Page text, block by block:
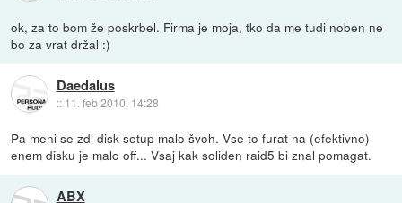
ok, za to bom že poskrbel. Firma je moja, tko da me tudi noben ne
bo za vrat držal :)
Daedalus
:: 11. feb 2010, 14:28
Pa meni se zdi disk setup malo švoh. Vse to furat na (efektivno)
enem disku je malo off... Vsaj kak soliden raid5 bi znal pomagat.
ABX